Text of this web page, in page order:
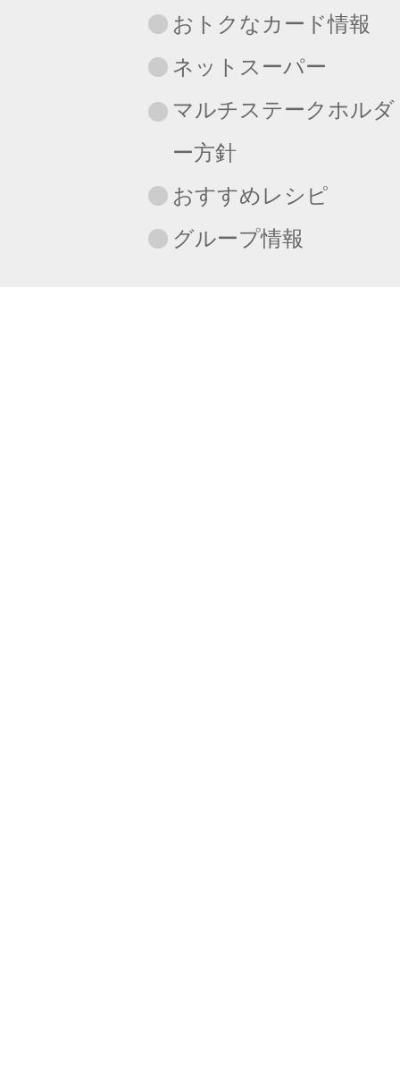
おトクなカード情報
ネットスーパー
マルチステークホルダ
ー方針
おすすめレシピ
グループ情報